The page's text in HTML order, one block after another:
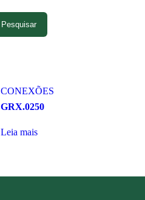
Pesquisar
CONEXÕES
GRX.0250
Leia mais